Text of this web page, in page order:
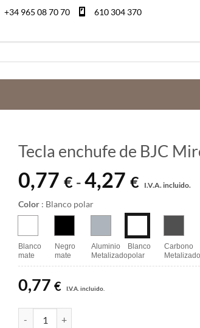
+34 965 08 70 70 610 304 370
Tecla enchufe de BJC
0,77 € - 4,27 €
de
desde
0,77 €
hasta
4,27 €
I.V.A. incluido.
Color : Blanco polar
Blanco
mate
Negro
mate
Aluminio
Metalizado
Blanco
polar
Carbono
Metalizado
0,77 € I.V.A. incluido.